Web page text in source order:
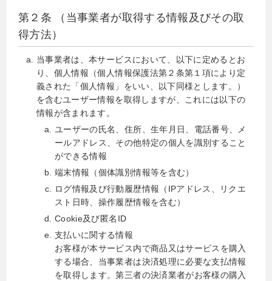
第２条 （当事業者が取得する情報及びその取
得方法）
当事業者は、本サービスにおいて、以下に定めるとお
り、個人情報（個人情報保護法第２条第１項により定
義された「個人情報」をいい、以下同様とします。）
を含むユーザー情報を取得しますが、これには以下の
情報が含まれます。
ユーザーの氏名、住所、生年月日、電話番号、メ
ールアドレス、その他特定の個人を識別すること
ができる情報
端末情報（個体識別情報等を含む）
ログ情報及び行動履歴情報（IPアドレス、リクエ
スト日時、操作履歴情報を含む）
Cookie及び匿名ID
支払いに関する情報
お客様が本サービス内で商品又はサービスを購入
する場合、当事業者は決済処理に必要な支払情報
を取得します。第三者の決済業者がお客様の購入